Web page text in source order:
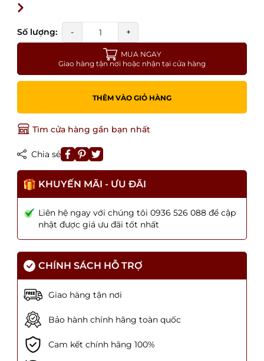
Số lượng: - +
MUA NGAY
Giao hàng tận nơi hoặc nhận tại cửa hàng
THÊM VÀO GIỎ HÀNG
Tìm cửa hàng gần bạn nhất
Chia sẻ
KHUYẾN MÃI - ƯU ĐÃI
Liên hệ ngay với chúng tôi 0936 526 088 để cập
nhật được giá ưu đãi tốt nhất
CHÍNH SÁCH HỖ TRỢ
Giao hàng tận nơi
Bảo hành chính hãng toàn quốc
Cam kết chính hãng 100%